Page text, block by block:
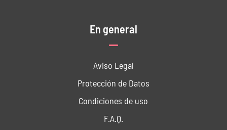
En general
Aviso Legal
Protección de Datos
Condiciones de uso
F.A.Q.